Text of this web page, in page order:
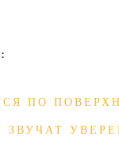
ПО
ЗВУЧАТ